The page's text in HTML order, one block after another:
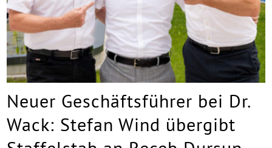
Neuer Geschäftsführer bei Dr.
Wack: Stefan Wind übergibt